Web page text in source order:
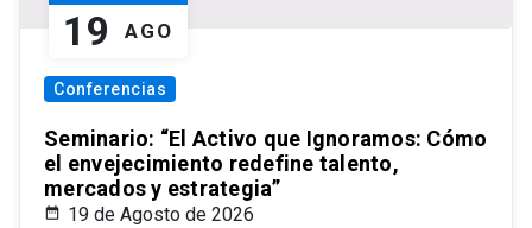
19 AGO
Conferencias
Seminario: “El Activo que Ignoramos: Cómo
el envejecimiento redefine talento,
mercados y estrategia”
19 de Agosto de 2026